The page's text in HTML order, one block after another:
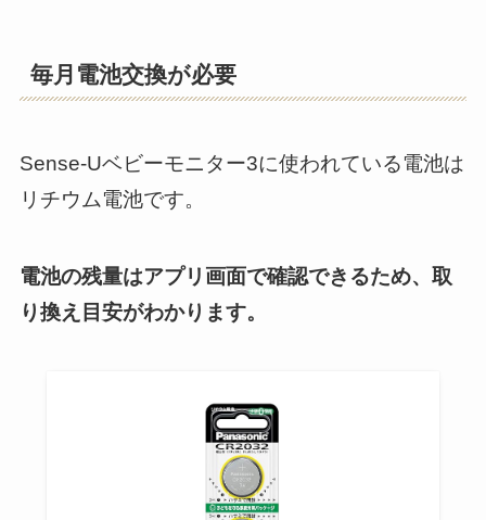
毎月電池交換が必要
Sense-Uベビーモニター3に使われている電池は
リチウム電池です。
電池の残量はアプリ画面で確認できるため、取
り換え目安がわかります。